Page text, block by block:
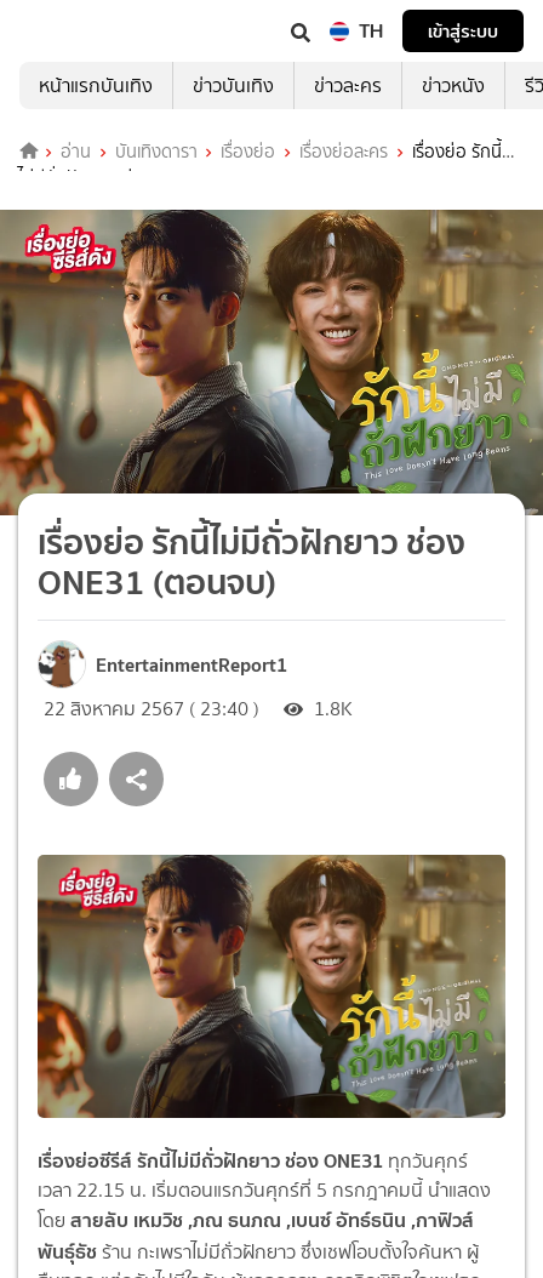
TH
เข้าสู่ระบบ
หน้าแรกบันเทิง
ข่าวบันเทิง ข่าวละคร ข่าวหนัง รี
อ่าน บันเทิงดารา เรื่องย่อ เรื่องย่อละคร
เรื่องย่อ รักนี้
ไม่มีถั่วฝักยาว ช่อง ONE31 (ตอนจบ)
เรื่องย่อ รักนี้ไม่มีถั่วฝักยาว ช่อง
ONE31 (ตอนจบ)
EntertainmentReport1
22 สิงหาคม 2567 ( 23:40 ) 1.8K
เรื่องย่อซีรีส์ รักนี้ไม่มีถั่วฝักยาว ช่อง ONE31 ทุกวันศุกร์
เวลา 22.15 น. เริ่มตอนแรกวันศุกร์ที่ 5 กรกฎาคมนี้ นำแสดง
โดย สายลับ เหมวิช ,ภณ ธนภณ ,เบนซ์ อัทธ์ธนิน ,กาฟิวส์
พันธุ์ธัชร้าน กะเพราไม่มีถั่วฝักยาว ซึ่งเชฟโอบตั้งใจค้นหา ผู้